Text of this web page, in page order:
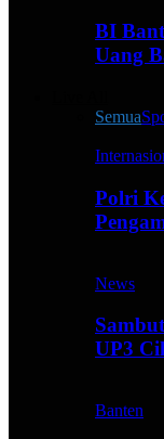
BI
Uang
Semua
Polri
News
UP3
Banten